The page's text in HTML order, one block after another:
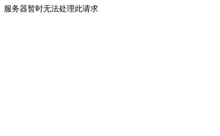
服务器暂时无法处理此请求